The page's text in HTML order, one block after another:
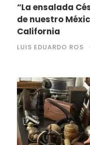
“La ensalada
de nuestro
California
LUIS EDUARDO ROS